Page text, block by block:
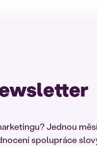
Jednou
spolupráce